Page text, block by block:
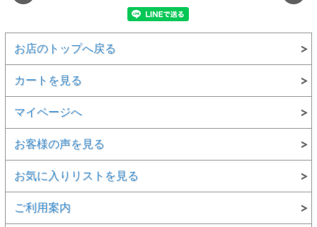
お店のトップへ戻る
カートを見る
マイページへ
お客様の声を見る
お気に入りリストを見る
ご利用案内